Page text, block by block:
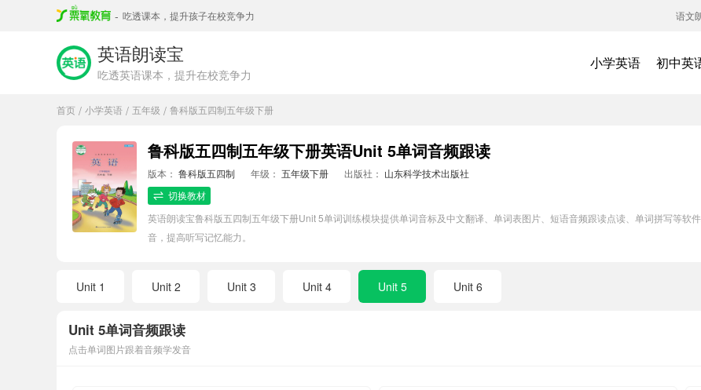
- 吃透课本，提升孩子在校竞争力 语文
英语朗读宝
吃透英语课本，提升在校竞争力
小学英语 初中英
首页 / 小学英语 / 五年级 / 鲁科版五四制五年级下册
鲁科版五四制五年级下册英语Unit 5单词音频跟读
版本： 鲁科版五四制 年级： 五年级下册 出版社： 山东科学技术出版社
切换教材
英语朗读宝鲁科版五四制五年级下册Unit 5单词训练模块提供单词音标及中文翻译、单词表图片、短语音频跟读点读、单词拼写等软
音，提高听写记忆能力。
Unit 1 Unit 2 Unit 3 Unit 4 Unit 5 Unit 6
Unit 5单词音频跟读
点击单词图片跟着音频学发音